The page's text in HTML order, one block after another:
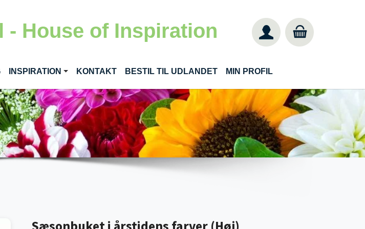
- House of Inspiration
INSPIRATION KONTAKT BESTIL TIL UDLANDET MIN PROFIL